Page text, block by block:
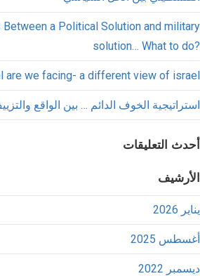
a Political Solution and military
solution… What to do?
are we facing- a different view of israel
استراتيجية الخوف الدائم … بين الواقع
أحدث التعليقات
الأرشيف
يناير 2026
أغسطس 2025
ديسمبر 2022